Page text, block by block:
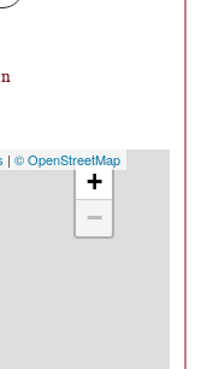
+
−
| © OpenStreetMap